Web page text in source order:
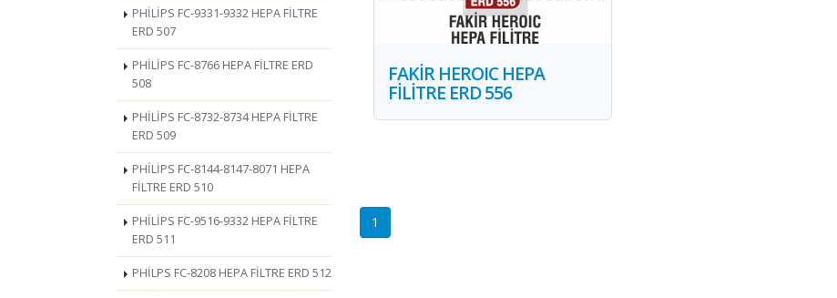
PHİLİPS FC-9331-9332 HEPA FİLTRE
ERD 507
PHİLİPS FC-8766 HEPA FİLTRE ERD
508
PHİLİPS FC-8732-8734 HEPA FİLTRE
ERD 509
PHİLİPS FC-8144-8147-8071 HEPA
FİLTRE ERD 510
PHİLİPS FC-9516-9332 HEPA FİLTRE
ERD 511
PHİLPS FC-8208 HEPA FİLTRE ERD 512
FAKİR HEROIC HEPA
FİLİTRE ERD 556
1